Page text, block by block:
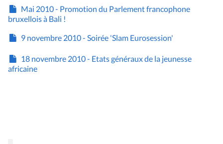
Mai 2010 - Promotion du Parlement francophone
bruxellois à Bali !
9 novembre 2010 - Soirée 'Slam Eurosession'
18 novembre 2010 - Etats généraux de la jeunesse
africaine